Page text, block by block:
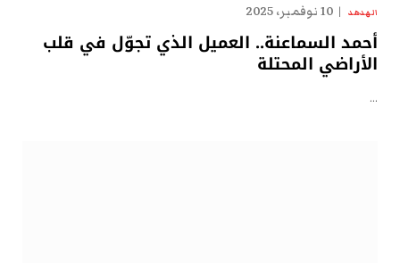
الهدهد 10 نوفمبر، 2025
أحمد السماعنة.. العميل الذي تجوّل في قلب
الأراضي المحتلة
…